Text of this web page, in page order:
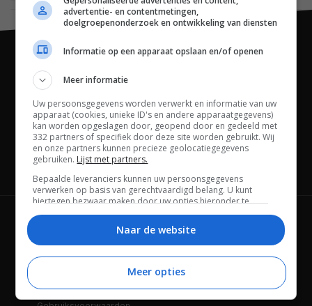
Channels
advertentie- en contentmetingen,
doelgroepenonderzoek en ontwikkeling van diensten
Informatie op een apparaat opslaan en/of openen
Meer informatie
Uw persoonsgegevens worden verwerkt en informatie van uw
apparaat (cookies, unieke ID's en andere apparaatgegevens)
kan worden opgeslagen door, geopend door en gedeeld met
332 partners of specifiek door deze site worden gebruikt. Wij
en onze partners kunnen precieze geolocatiegegevens
gebruiken. Lijst met partners.
Bepaalde leveranciers kunnen uw persoonsgegevens
verwerken op basis van gerechtvaardigd belang. U kunt
hiertegen bezwaar maken door uw opties hieronder te
beheren. Zoek onderaan deze pagina of in het sitemenu naar
een link om uw toestemming te beheren of in te trekken via de
privacy- en cookie-instellingen.Naar de website
Meer opties